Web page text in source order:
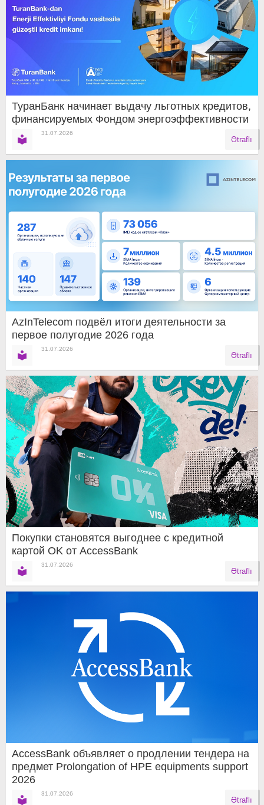
ТуранБанк начинает выдачу льготных кредитов,
финансируемых Фондом энергоэффективности
31.07.2026
Ətraflı
AzInTelecom подвёл итоги деятельности за
первое полугодие 2026 года
31.07.2026
Ətraflı
Покупки становятся выгоднее с кредитной
картой OK от AccessBank
31.07.2026
Ətraflı
AccessBank объявляет о продлении тендера на
предмет Prolongation of HPE equipments support
2026
31.07.2026
Ətraflı